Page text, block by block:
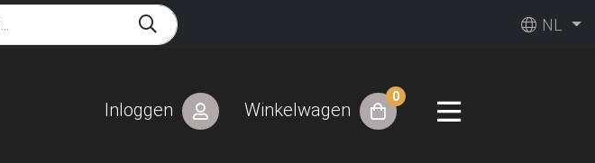
NL
Inloggen Winkelwagen
0